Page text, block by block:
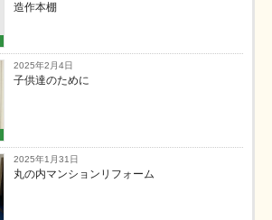
造作本棚
2025年2月4日
子供達のために
2025年1月31日
丸の内マンションリフォーム